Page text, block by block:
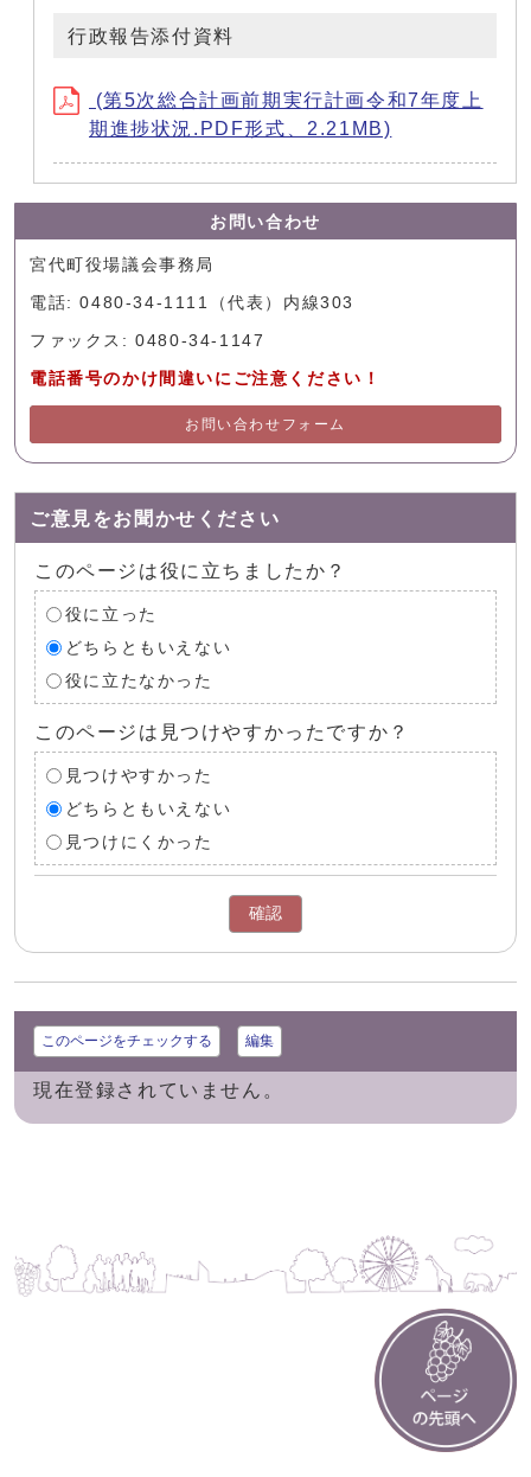
行政報告添付資料
(第5次総合計画前期実行計画令和7年度上
期進捗状況.PDF形式、2.21MB)
お問い合わせ
宮代町役場議会事務局
電話: 0480-34-1111（代表）内線303
ファックス: 0480-34-1147
電話番号のかけ間違いにご注意ください！
お問い合わせフォーム
ご意見をお聞かせください
このページは役に立ちましたか？
役に立った
どちらともいえない
役に立たなかった
このページは見つけやすかったですか？
見つけやすかった
どちらともいえない
見つけにくかった
確認
このページをチェックする 編集
現在登録されていません。